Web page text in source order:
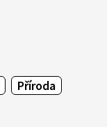
Příroda